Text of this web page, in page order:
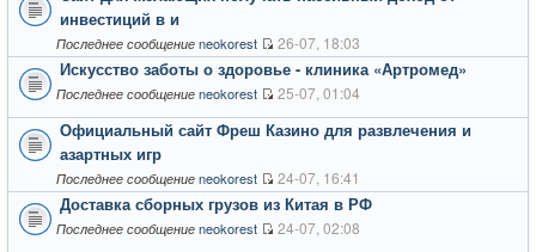
инвестиций в и
Последнее сообщение neokorest 26-07, 18:03
Искусство заботы о здоровье - клиника «Артромед»
Последнее сообщение neokorest 25-07, 01:04
Официальный сайт Фреш Казино для развлечения и
азартных игр
Последнее сообщение neokorest 24-07, 16:41
Доставка сборных грузов из Китая в РФ
Последнее сообщение neokorest 24-07, 02:08